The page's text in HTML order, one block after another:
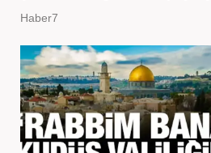
Haber7